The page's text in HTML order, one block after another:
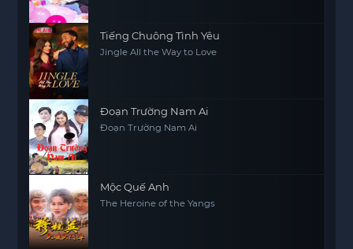
Tiếng Chuông Tình Yêu
Jingle All the Way to Love
Đoạn Trường Nam Ai
Đoạn Trường Nam Ai
Mộc Quế Anh
The Heroine of the Yangs